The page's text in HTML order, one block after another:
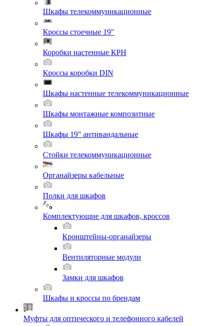
Шкафы телекоммуникационные
Кроссы стоечные 19"
Коробки настенные КРН
Кроссы коробки DIN
Шкафы настенные телекоммуникационные
Шкафы монтажные композитные
Шкафы 19" антивандальные
Стойки телекоммуникационные
Органайзеры кабельные
Полки для шкафов
Комплектующие для шкафов, кроссов
Кронштейны-органайзеры
Вентиляторные модули
Замки для шкафов
Шкафы и кроссы по брендам
Муфты для оптического и телефонного кабелей